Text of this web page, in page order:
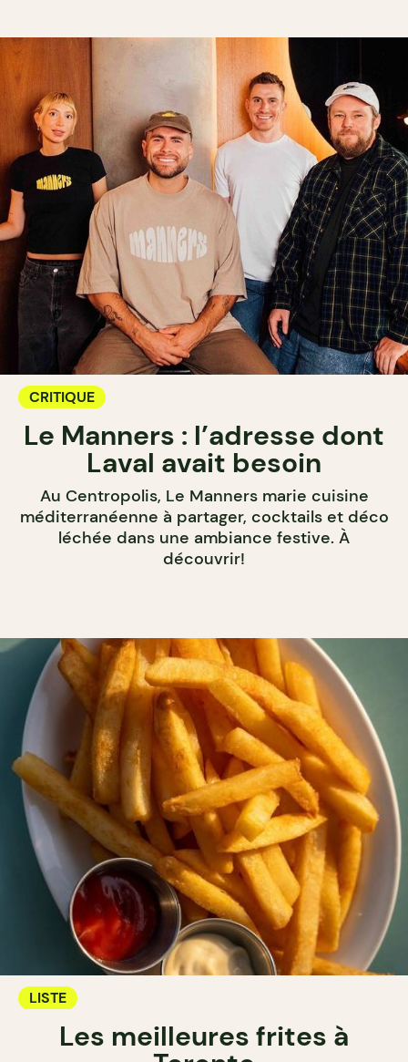
CRITIQUE
Le Manners : l’adresse dont
Laval avait besoin
Au Centropolis, Le Manners marie cuisine
méditerranéenne à partager, cocktails et déco
léchée dans une ambiance festive. À
découvrir!
LISTE
Les meilleures frites à